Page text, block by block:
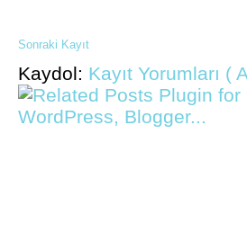
Sonraki Kayıt
Kaydol: Kayıt Yorumları (